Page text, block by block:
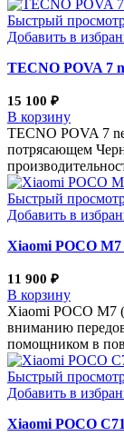
Быстрый
Добавить в
TECNO POVA 7
15 100 ₽
В корзину
TECNO POVA 7
потрясающем
Быстрый
Добавить в
Xiaomi POCO M7
11 900 ₽
В корзину
Xiaomi POCO M7
вниманию
помощником в
Быстрый
Добавить в
Xiaomi POCO